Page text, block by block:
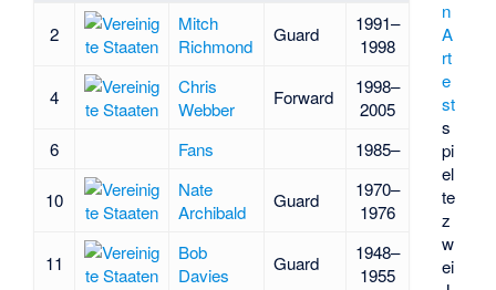
n
A
rt
e
st
s
pi
el
te
z
w
ei
2
Mitch
Richmond
Guard
1991–
1998
4
Chris
Webber
Forward
1998–
2005
6
Fans 1985–
10
Nate
Archibald
Guard
1970–
1976
11
Bob
Davies
Guard
1948–
1955